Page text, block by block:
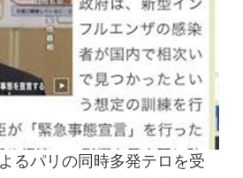
るパリの同時多発テロを受